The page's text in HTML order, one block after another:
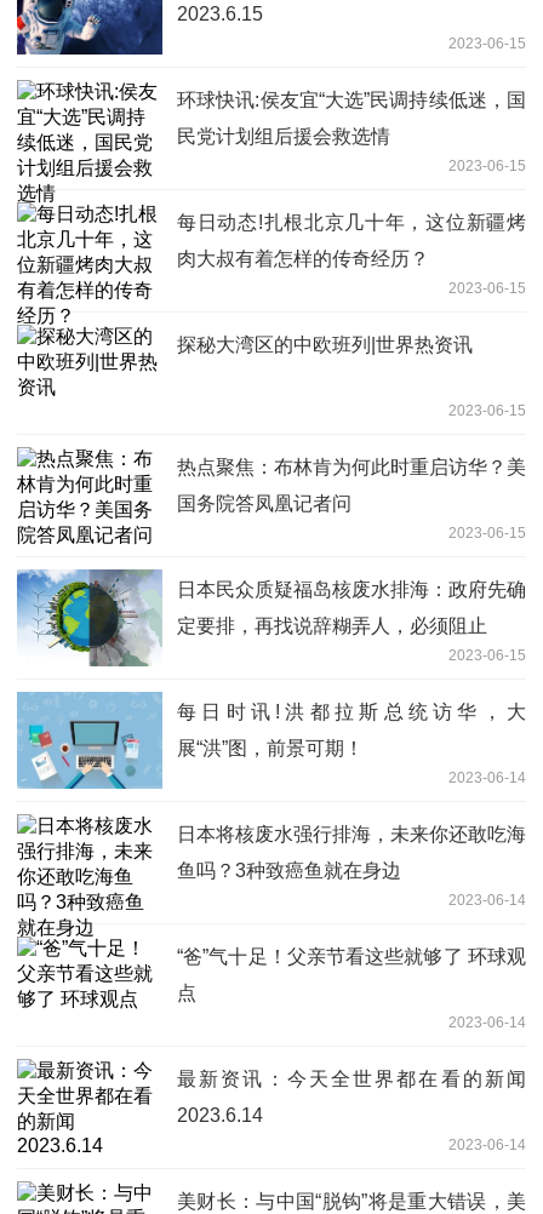
2023.6.15
2023-06-15
环球快讯:侯友宜“大选”民调持续低迷，国
民党计划组后援会救选情
2023-06-15
每日动态!扎根北京几十年，这位新疆烤
肉大叔有着怎样的传奇经历？
2023-06-15
探秘大湾区的中欧班列|世界热资讯
2023-06-15
热点聚焦：布林肯为何此时重启访华？美
国务院答凤凰记者问
2023-06-15
日本民众质疑福岛核废水排海：政府先确
定要排，再找说辞糊弄人，必须阻止
2023-06-15
每日时讯!洪都拉斯总统访华，大
展“洪”图，前景可期！
2023-06-14
日本将核废水强行排海，未来你还敢吃海
鱼吗？3种致癌鱼就在身边
2023-06-14
“爸”气十足！父亲节看这些就够了 环球观
点
2023-06-14
最新资讯：今天全世界都在看的新闻
2023.6.14
2023-06-14
美财长：与中国“脱钩”将是重大错误，美